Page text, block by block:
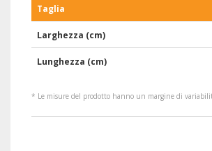
Taglia
Larghezza (cm)
Lunghezza (cm)
* Le misure del prodotto hanno un margine di